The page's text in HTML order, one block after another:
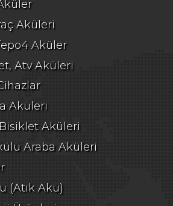
Aküleri
Aküler
Atv Aküleri
Aküleri
Aküleri
Araba Aküleri
(Atık Akü)